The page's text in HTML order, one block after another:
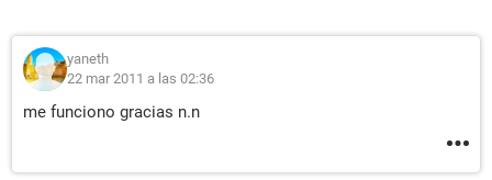
yaneth
22 mar 2011 a las 02:36
me funciono gracias n.n